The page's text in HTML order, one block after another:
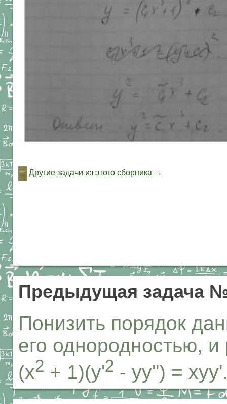
Другие задачи из этого сборника →
Предыдущая задача
Понизить порядок
его однородностью,
(x2 + 1)(y'2 - yy'') =